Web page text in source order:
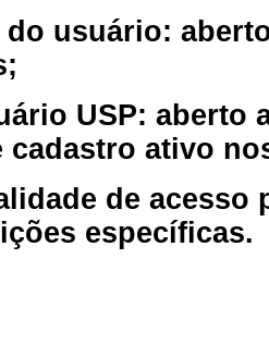
do usuário:
USP: aberto
cadastro ativo
de
específicas.